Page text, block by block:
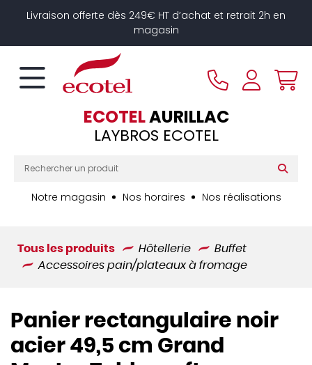
Livraison offerte dès 249€ HT d’achat et retrait 2h en
magasin
ECOTELAURILLAC
LAYBROS ECOTEL
Notre magasin Nos horaires Nos réalisations
Tous les produits Hôtellerie
Buffet
Accessoires pain/plateaux à fromage
Panier rectangulaire noir
acier 49,5 cm Grand
Panneau de gestion des cookies